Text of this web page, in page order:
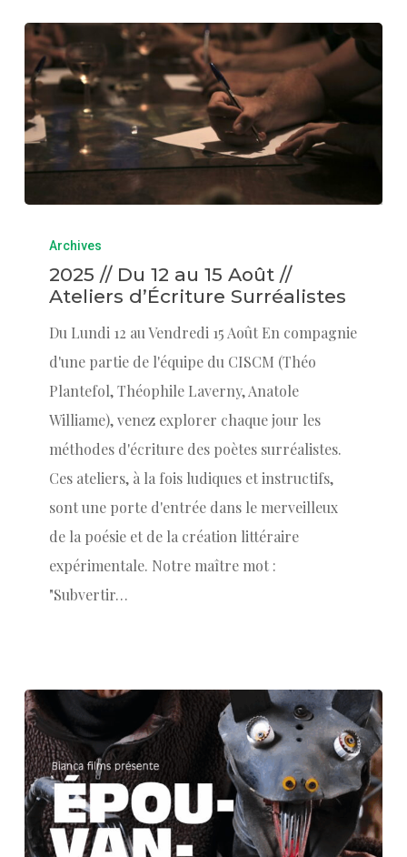
Archives
2025 // Du 12 au 15 Août //
Ateliers d’Écriture Surréalistes
Du Lundi 12 au Vendredi 15 Août En compagnie
d'une partie de l'équipe du CISCM (Théo
Plantefol, Théophile Laverny, Anatole
Williame), venez explorer chaque jour les
méthodes d'écriture des poètes surréalistes.
Ces ateliers, à la fois ludiques et instructifs,
sont une porte d'entrée dans le merveilleux
de la poésie et de la création littéraire
expérimentale. Notre maître mot :
"Subvertir…